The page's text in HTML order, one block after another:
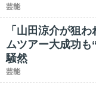
芸能
「山田涼介が狙
ムツアー大成功も
騒然
芸能